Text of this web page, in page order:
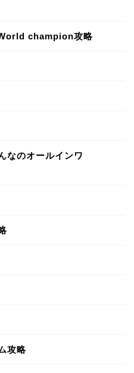
champion攻略
なのオールインワ
攻略